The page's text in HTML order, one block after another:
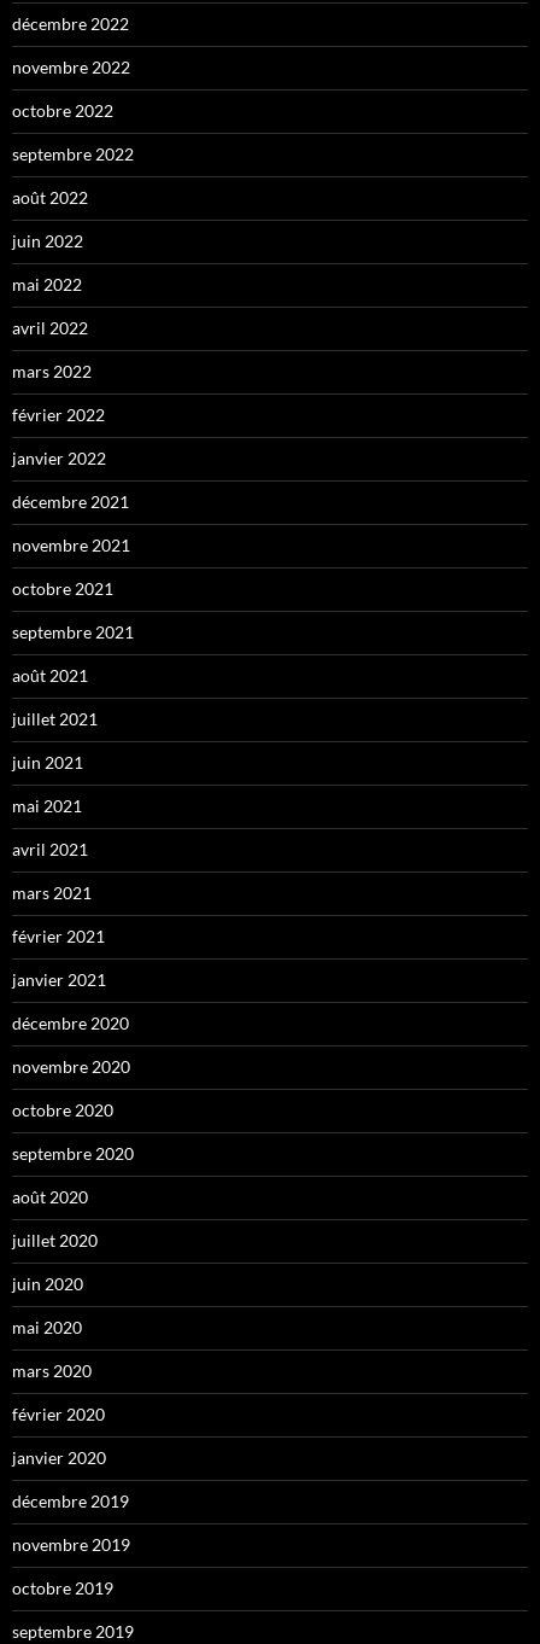
décembre 2022
novembre 2022
octobre 2022
septembre 2022
août 2022
juin 2022
mai 2022
avril 2022
mars 2022
février 2022
janvier 2022
décembre 2021
novembre 2021
octobre 2021
septembre 2021
août 2021
juillet 2021
juin 2021
mai 2021
avril 2021
mars 2021
février 2021
janvier 2021
décembre 2020
novembre 2020
octobre 2020
septembre 2020
août 2020
juillet 2020
juin 2020
mai 2020
mars 2020
février 2020
janvier 2020
décembre 2019
novembre 2019
octobre 2019
septembre 2019